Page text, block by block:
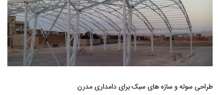
طراحی سوله و سازه های سبک برای دامداری مدرن